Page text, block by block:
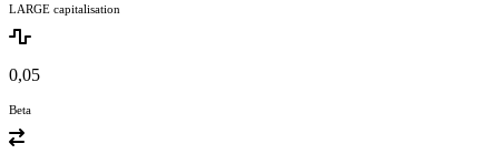
LARGE capitalisation
0,05
Beta